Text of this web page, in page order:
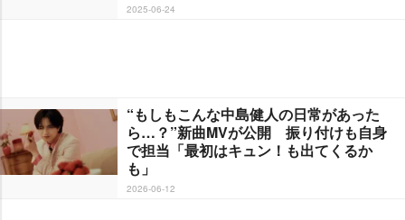
2025-06-24
“もしもこんな中島健人の日常があった
ら…？”新曲MVが公開 振り付けも自身
で担当「最初はキュン！も出てくるか
も」
2026-06-12